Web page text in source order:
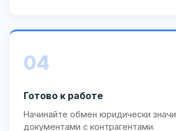
04
Готово к работе
Начинайте обмен юридически
документами с контрагентами.